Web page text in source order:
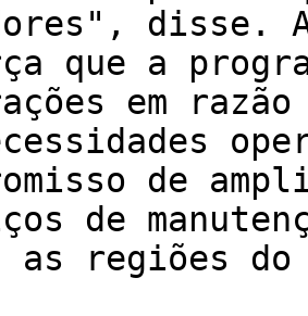
disse.
que a
em
de
de
as regiões